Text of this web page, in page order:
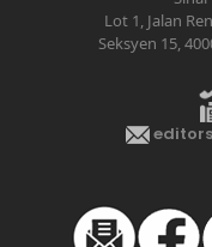
Lot 1, Jalan
Seksyen 15,